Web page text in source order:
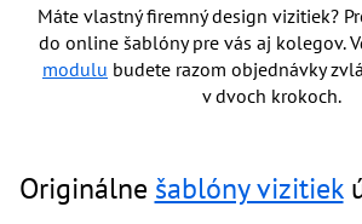
Máte vlastný firemný design vizitiek?
do online šablóny pre vás aj kolegov.
modulu budete razom objednávky
v dvoch krokoch.
Originálne šablóny vizitiek